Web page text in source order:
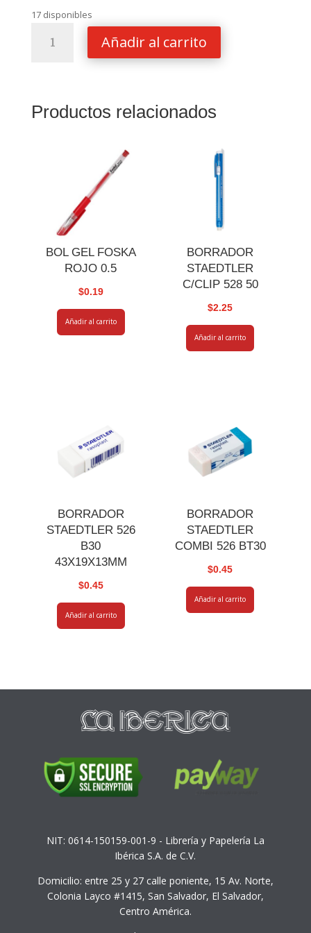
17 disponibles
P/PORTAMINAS
HB
Añadir al carrito
Productos relacionados
BOL GEL FOSKA
ROJO 0.5
$0.19
Añadir al carrito
BORRADOR
STAEDTLER
C/CLIP 528 50
$2.25
Añadir al carrito
BORRADOR
STAEDTLER 526
B30
43X19X13MM
$0.45
Añadir al carrito
BORRADOR
STAEDTLER
COMBI 526 BT30
$0.45
Añadir al carrito
NIT: 0614-150159-001-9 - Librería y Papelería La
Ibérica S.A. de C.V.
Domicilio: entre 25 y 27 calle poniente, 15 Av. Norte,
Colonia Layco #1415, San Salvador, El Salvador,
Centro América.